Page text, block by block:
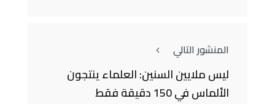
المنشور التالي
ليس ملايين السنين: العلماء ينتجون
الألماس في 150 دقيقة فقط